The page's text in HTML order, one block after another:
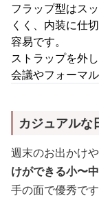
フラップ型はス
くく、内装に仕
容易です。
ストラップを外
会議やフォーマ
カジュアルな
週末のお出かけ
けができる小〜
手の面で優秀です